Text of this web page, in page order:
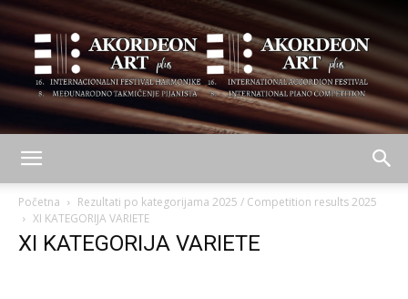
ART
Početna
Rezultati po kategorijama 2025 / Competition results 2025
XI KATEGORIJA VARIETE
XI KATEGORIJA VARIETE